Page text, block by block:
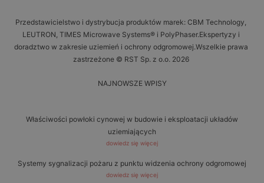
Przedstawicielstwo i dystrybucja produktów marek: CBM Technology,
LEUTRON, TIMES Microwave Systems® i PolyPhaser.Ekspertyzy i
doradztwo w zakresie uziemień i ochrony odgromowej.Wszelkie prawa
zastrzeżone © RST Sp. z o.o. 2026
NAJNOWSZE WPISY
Właściwości powłoki cynowej w budowie i eksploatacji układów
uziemiających
dowiedz się więcej
Systemy sygnalizacji pożaru z punktu widzenia ochrony odgromowej
dowiedz się więcej